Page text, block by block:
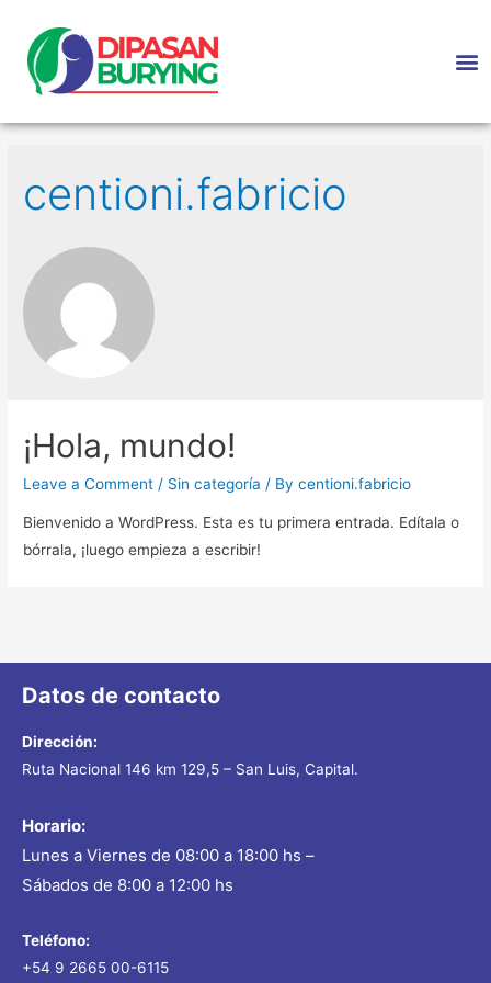
centioni.fabricio
¡Hola, mundo!
Leave a Comment / Sin categoría / Bycentioni.fabricio
Bienvenido a WordPress. Esta es tu primera entrada. Edítala o
bórrala, ¡luego empieza a escribir!
Datos de contacto
Dirección:
Ruta Nacional 146 km 129,5 – San Luis, Capital.
Horario:
Lunes a Viernes de 08:00 a 18:00 hs –
Sábados de 8:00 a 12:00 hs
Teléfono:
+54 9 2665 00-6115